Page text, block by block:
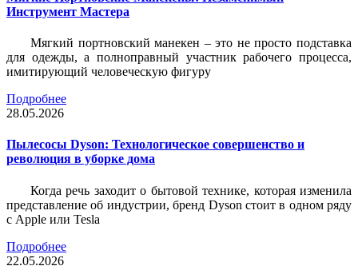
Инструмент Мастера
Мягкий портновский манекен – это не просто подставка
для одежды, а полноправный участник рабочего процесса,
имитирующий человеческую фигуру
Подробнее
28.05.2026
Пылесосы Dyson: Технологическое совершенство и
революция в уборке дома
Когда речь заходит о бытовой технике, которая изменила
представление об индустрии, бренд Dyson стоит в одном ряду
с Apple или Tesla
Подробнее
22.05.2026